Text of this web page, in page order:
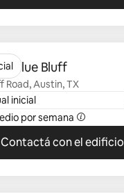
Blue Bluff
Road, Austin, TX
inicial
por semana
Contactá con el edificio